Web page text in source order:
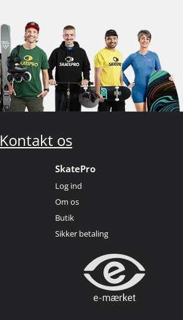
Kontakt os
SkatePro
Log ind
Om os
Butik
Sikker betaling